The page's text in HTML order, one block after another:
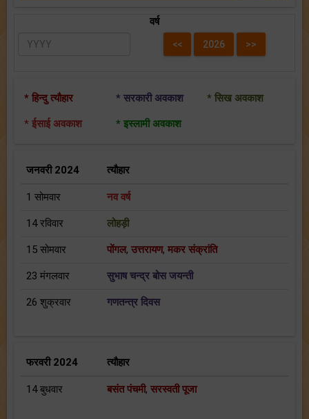
वर्ष
* हिन्दु त्यौहार * सरकारी अवकाश * सिख अवकाश
* ईसाई अवकाश * इस्लामी अवकाश
जनवरी 2024 त्यौहार
1 सोमवार नव वर्ष
14 रविवार लोहड़ी
15 सोमवार पोंगल, उत्तरायण, मकर संक्रांति
23 मंगलवार सुभाष चन्द्र बोस जयन्ती
26 शुक्रवार गणतन्त्र दिवस
फरवरी 2024 त्यौहार
14 बुधवार बसंत पंचमी, सरस्वती पूजा